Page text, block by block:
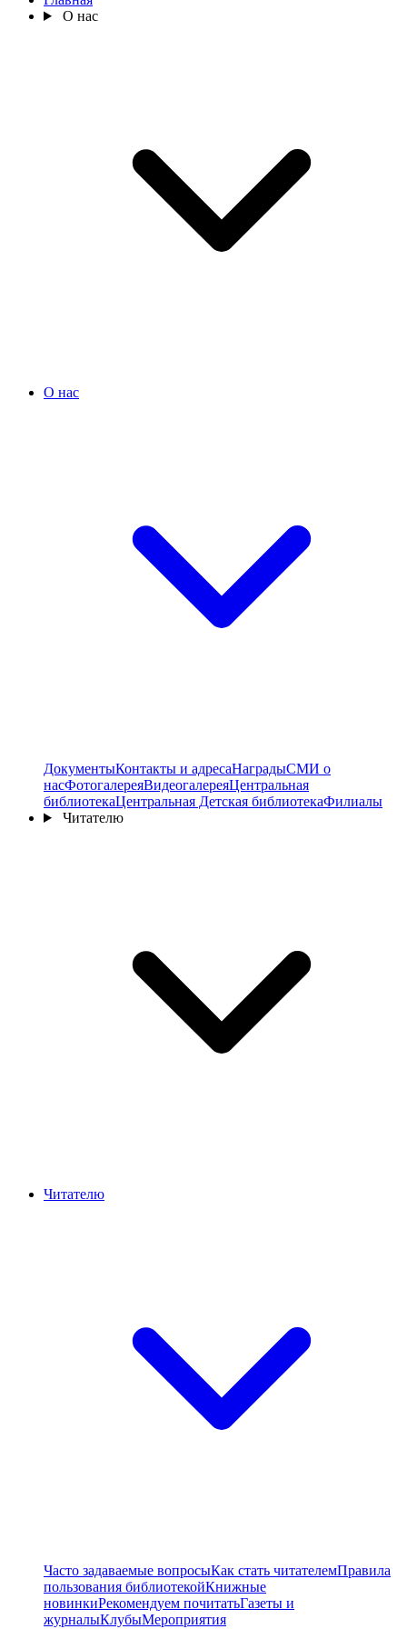
О нас
О нас
ДокументыКонтакты и адресаНаградыСМИ о
насФотогалереяВидеогалереяЦентральная
библиотекаЦентральная Детская библиотекаФилиалы
Читателю
Читателю
Часто задаваемые вопросыКак стать читателемПравила
пользования библиотекойКнижные
новинкиРекомендуем почитатьГазеты и
журналыКлубыМероприятия